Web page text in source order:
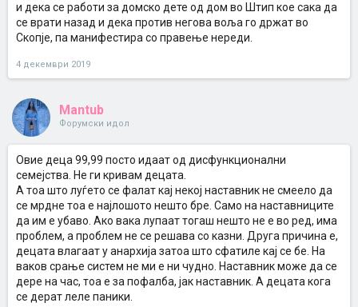
и дека се работи за домско дете од дом во Штип кое сака да
се врати назад и дека против негова воља го држат во
Скопје, па манифестира со правење нереди.
4 декември 2019
Mantub
Форумски идол
Овие деца 99,99 посто идаат од дисфункционални
семејства. Не ги кривам децата.
А тоа што луѓето се фалат кај некој наставник не смеело да
се мрдне тоа е најлошото нешто бре. Само на наставниците
да им е убаво. Ако вака лупаат тогаш нешто не е во ред, има
проблем, а проблем не се решава со казни. Друга причина е,
децата влагаат у анархија затоа што сфатиле кај се бе. На
ваков срање систем не ми е ни чудно. Наставник може да се
дере на час, тоа е за пофалба, јак наставник. А децата кога
се дерат леле паники.